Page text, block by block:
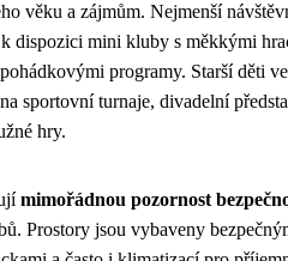
věku a zájmům. Nejmenší
dispozici mini kluby s měkkými
programy. Starší děti
sportovní turnaje, divadelní
hry.
mimořádnou pozornost
Prostory jsou vybaveny